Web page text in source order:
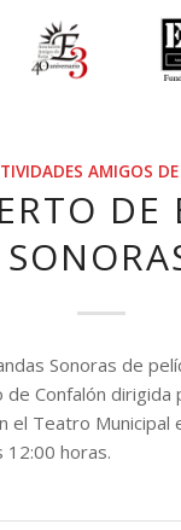
AMIGOS DE
DE
Sonoras de
de Confalón dirigida
el Teatro Municipal
12:00 horas.